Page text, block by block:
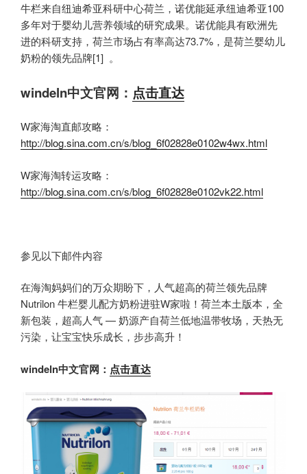
牛栏来自纽迪希亚科研中心荷兰，诺优能延承纽迪希亚100
多年对于婴幼儿营养领域的研究成果。诺优能具有欧洲先
进的科研支持，荷兰市场占有率高达73.7%，是荷兰婴幼儿
奶粉的领先品牌[1] 。
windeln中文官网： 点击直达
W家海淘直邮攻略：
http://blog.sina.com.cn/s/blog_6f02828e0102w4wx.html
W家海淘转运攻略：
http://blog.sina.com.cn/s/blog_6f02828e0102vk22.html
参见以下邮件内容
在海淘妈妈们的万众期盼下，人气超高的荷兰领先品牌
Nutrilon 牛栏婴儿配方奶粉进驻W家啦！荷兰本土版本，全
新包装，超高人气 — 奶源产自荷兰低地温带牧场，天热无
污染，让宝宝快乐成长，步步高升！
windeln中文官网： 点击直达